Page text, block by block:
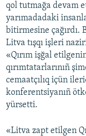
SÜRET
BLOGLAR
FİKİR
Русский
Українською
qol tutmağa devam
yarımadadaki
bitirmesine çağırdı.
Litva tışqı işleri
«Qırım işğal
qırımtatarlarınıñ
cemaatçılıq içün
konferentsiyanıñ
yürsetti.
«Litva zapt etilgen